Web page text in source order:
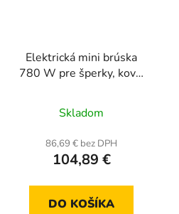
Elektrická mini brúska
780 W pre šperky, kovy,
ovládanie nožný pedál
Skladom
86,69 € bez DPH
104,89 €
DO KOŠÍKA